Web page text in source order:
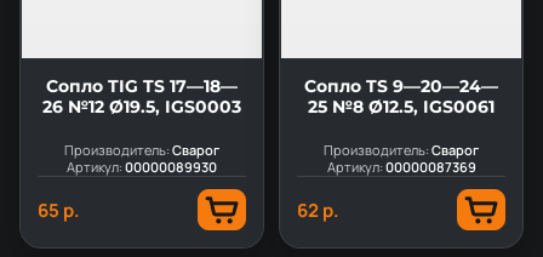
Сопло TIG TS 17—18—
26 №12 Ø19.5, IGS0003
Производитель:Сварог
Артикул:00000089930
65 р.
Сопло TS 9—20—24—
25 №8 Ø12.5, IGS0061
Производитель:Сварог
Артикул:00000087369
62 р.